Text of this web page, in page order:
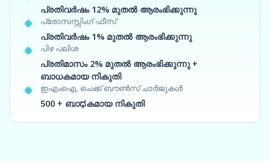
പ്രതിവർഷം 12% മുതൽ ആരംഭിക്കുന്നു
പ്രോസസ്സിംഗ് ഫീസ്
പ്രതിവർഷം 1% മുതൽ ആരംഭിക്കുന്നു
പിഴ പലിശ
പ്രതിമാസം 2% മുതൽ ആരംഭിക്കുന്നു +
ബാധകമായ നികുതി
ഇഎംഐ, ചെക്ക് ബൗൺസ് ചാർജുകൾ
500 + ബാಧകമായ നികുതി